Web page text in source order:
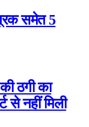
समेत 5
ठगी का
से नहीं मिली